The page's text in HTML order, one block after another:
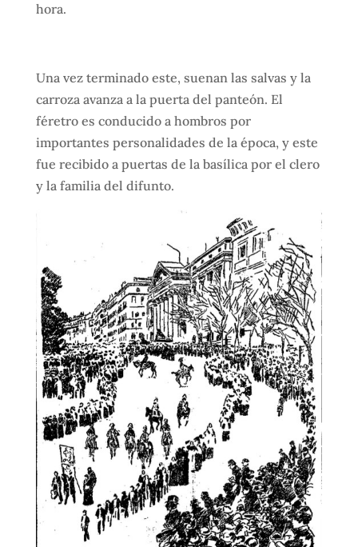
hora.
Una vez terminado este, suenan las salvas y la
carroza avanza a la puerta del panteón. El
féretro es conducido a hombros por
importantes personalidades de la época, y este
fue recibido a puertas de la basílica por el clero
y la familia del difunto.